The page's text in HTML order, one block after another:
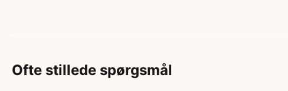
Ofte stillede spørgsmål